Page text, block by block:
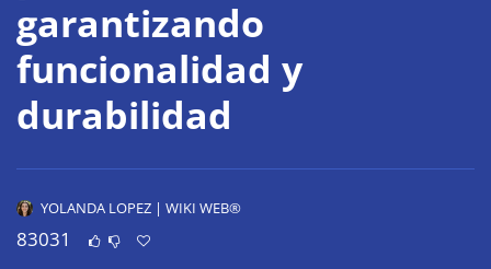
garantizando
funcionalidad y
durabilidad
YOLANDA LOPEZ | WIKI WEB®
83031